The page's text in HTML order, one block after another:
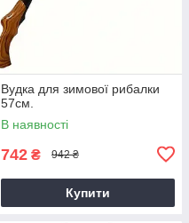
Вудка для зимової рибалки
57см.
В наявності
742 ₴ 942 ₴
Купити